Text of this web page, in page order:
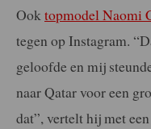
Ooktopmodel Naomi
tegen op Instagram.
geloofde en mij
naar Qatar voor een
dat”, vertelt hij met